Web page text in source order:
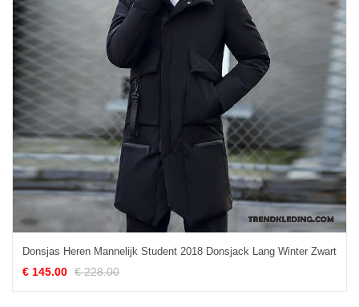
Donsjas Heren Mannelijk Student 2018 Donsjack Lang Winter Zwart
€ 145.00 € 228.00